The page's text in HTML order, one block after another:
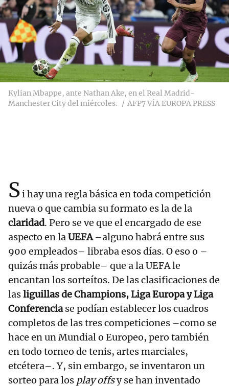
Kylian Mbappe, ante Nathan Ake, en el Real Madrid-
Manchester City del miércoles.
AFP7 VÍA EUROPA PRESS
Si hay una regla básica en toda competición
nueva o que cambia su formato es la de la
claridad. Pero se ve que el encargado de ese
aspecto en laUEFA–alguno habrá entre sus
900 empleados– libraba esos días. O eso o –
quizás más probable– que a la UEFA le
encantan los sorteítos. De las clasificaciones de
lasliguillas de Champions, Liga Europa y Liga
Conferenciase podían establecer los cuadros
completos de las tres competiciones –como se
hace en un Mundial o Europeo, pero también
en todo torneo de tenis, artes marciales,
etcétera–. Y, sin embargo, se inventaron un
sorteo para los play offsy se han inventado